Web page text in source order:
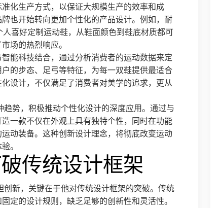
化生产方式，以保证大规模生产的效率和成
也开始转向更加个性化的产品设计。例如，耐
喜好定制运动鞋，从鞋面颜色到鞋底材质都可
场的热烈响应。
能科技结合，通过分析消费者的运动数据来定
的步态、足弓等特征，为每一双鞋提供最适合
设计，不仅满足了消费者对美学的追求，更从
势，积极推动个性化设计的深度应用。通过与
一款不仅在外观上具有独特个性，同时在功能
动装备。这种创新设计理念，将彻底改变运动
。
传统设计框架
创新，关键在于他对传统设计框架的突破。传统
定的设计规则，缺乏足够的创新性和灵活性。